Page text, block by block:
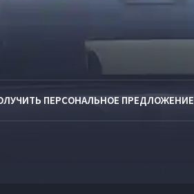
ПЕРСОНАЛЬНОЕ ПРЕДЛОЖЕНИЕ